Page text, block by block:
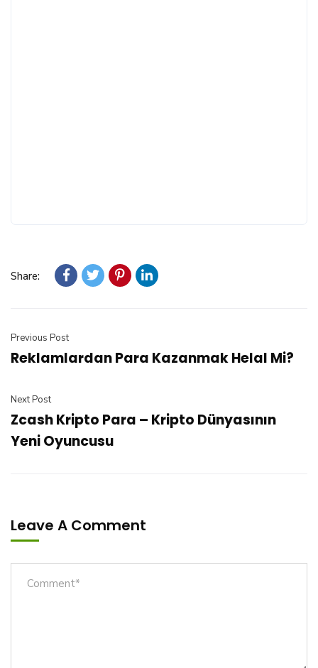
Share:
Previous Post
Reklamlardan Para Kazanmak Helal Mi?
Next Post
Zcash Kripto Para – Kripto Dünyasının
Yeni Oyuncusu
Leave A Comment